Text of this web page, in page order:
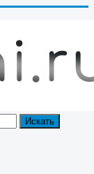
Искать